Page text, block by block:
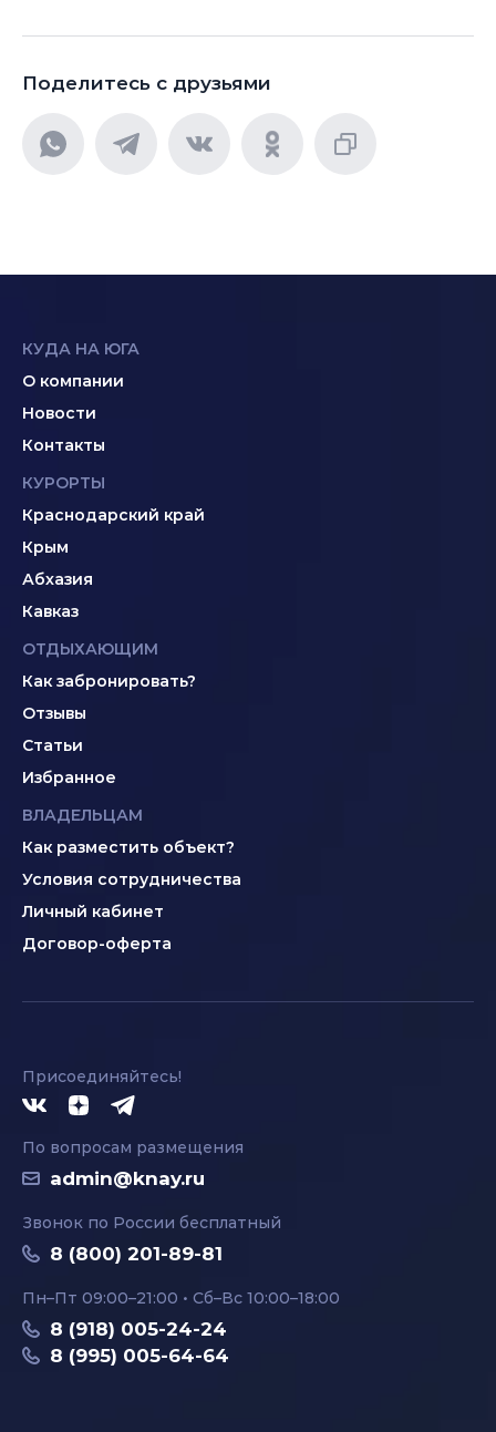
Поделитесь с друзьями
КУДА НА ЮГА
О компании
Новости
Контакты
КУРОРТЫ
Краснодарский край
Крым
Абхазия
Кавказ
ОТДЫХАЮЩИМ
Как забронировать?
Отзывы
Статьи
Избранное
ВЛАДЕЛЬЦАМ
Как разместить объект?
Условия сотрудничества
Личный кабинет
Договор-оферта
Присоединяйтесь!
По вопросам размещения
admin@knay.ru
Звонок по России бесплатный
8 (800) 201-89-81
Пн–Пт 09:00–21:00 • Сб–Вс 10:00–18:00
8 (918) 005-24-24
8 (995) 005-64-64